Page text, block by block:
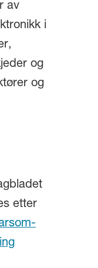
av
i
og
og
etter